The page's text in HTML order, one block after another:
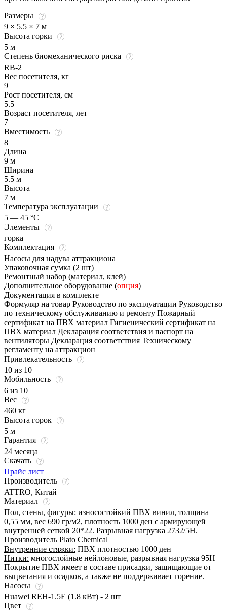
Размеры
9 × 5.5 × 7 м
Высота горки
5 м
Степень биомеханического риска
RB-2
Вес посетителя, кг
9
Рост посетителя, см
5.5
Возраст посетителя, лет
7
Вместимость
8
Длина
9 м
Ширина
5.5 м
Высота
7 м
Температура эксплуатации
5 — 45 °C
Элементы
горка
Комплектация
Насосы для надува аттракциона
Упаковочная сумка (2 шт)
Ремонтный набор (материал, клей)
Дополнительное оборудование (опция)
Документация в комплекте
Формуляр на товар Руководство по эксплуатации Руководство
по техническому обслуживанию и ремонту Пожарный
сертификат на ПВХ материал Гигиенический сертификат на
ПВХ материал Декларация соответствия и паспорт на
вентиляторы Декларация соответствия Техническому
регламенту на аттракцион
Привлекательность
10 из 10
Мобильность
6 из 10
Вес
460 кг
Высота горок
5 м
Гарантия
24 месяца
Скачать
Прайс лист
Производитель
ATTRO, Китай
Материал
Пол, стены, фигуры: износостойкий ПВХ винил, толщина
0,55 мм, вес 690 гр/м2, плотность 1000 ден с армирующей
внутренней сеткой 20*22. Разрывная нагрузка 2732/5Н.
Производитель Plato Chemical
Внутренние стяжки: ПВХ плотностью 1000 ден
Нитки: многослойные нейлоновые, разрывная нагрузка 95Н
Покрытие ПВХ имеет в составе присадки, защищающие от
выцветания и осадков, а также не поддерживает горение.
Насосы
Huawei REH-1.5E (1.8 кВт) - 2 шт
Цвет